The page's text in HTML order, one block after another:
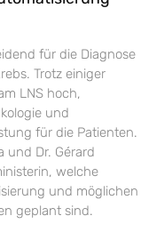
für die Diagnose
Trotz einiger
LNS hoch,
und
für die Patienten.
und Dr. Gérard
welche
und möglichen
geplant sind.